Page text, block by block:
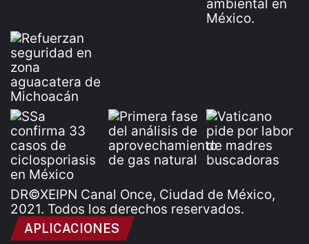
DR©XEIPN Canal Once, Ciudad de México,
2021. Todos los derechos reservados.
APLICACIONES